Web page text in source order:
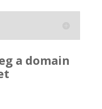
a domain